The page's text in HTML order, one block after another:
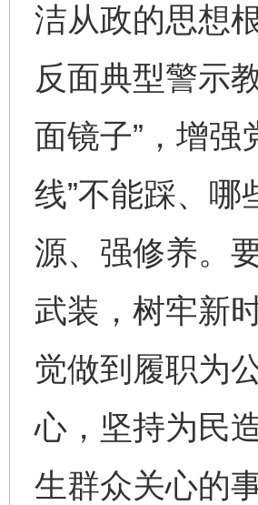
洁从政的思想
反面典型警示
面镜子”，增强
线”不能踩、哪
源、强修养。
武装，树牢新
觉做到履职为
心，坚持为民
生群众关心的